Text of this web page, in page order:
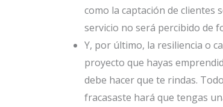
como la captación de
servicio no será percibido de
Y, por último, la resiliencia o
proyecto que hayas
debe hacer que te rindas.
fracasaste hará que tengas